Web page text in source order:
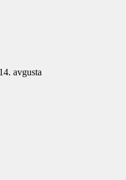
avgusta